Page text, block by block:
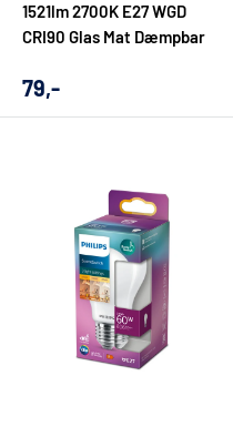
1521lm 2700K E27 WGD
CRI90 Glas Mat Dæmpbar
Udsalgs
79,-